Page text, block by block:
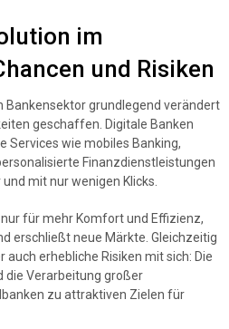
im
und Risiken
Bankensektor grundlegend verändert
geschaffen. Digitale Banken
Services wie mobiles Banking,
Finanzdienstleistungen
mit nur wenigen Klicks.
für mehr Komfort und Effizienz,
erschließt neue Märkte. Gleichzeitig
auch erhebliche Risiken mit sich: Die
die Verarbeitung großer
zu attraktiven Zielen für